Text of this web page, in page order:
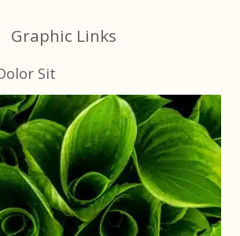
Graphic Links
Sit